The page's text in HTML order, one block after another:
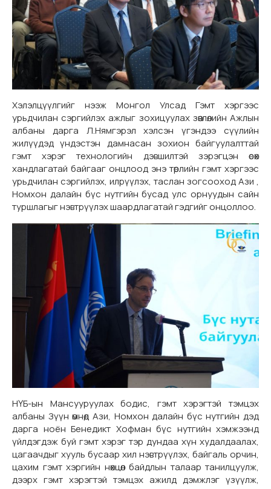
Хэлэлцүүлгийг нээж Монгол Улсад Гэмт хэргээс
урьдчилан сэргийлэх ажлыг зохицуулах зөвлөлийн Ажлын
албаны дарга Л.Нямгэрэл хэлсэн үгэндээ сүүлийн
жилүүдэд үндэстэн дамнасан зохион байгуулалттай
гэмт хэрэг технологийн дэвшилтэй зэрэгцэн өсөх
хандлагатай байгааг онцлоод энэ төрлийн гэмт хэргээс
урьдчилан сэргийлэх, илрүүлэх, таслан зогсооход Ази ,
Номхон далайн бүс нутгийн бусад улс орнуудын сайн
туршлагыг нэвтрүүлэх шаардлагатай гэдгийг онцоллоо.
НҮБ-ын Мансууруулах бодис, гэмт хэрэгтэй тэмцэх
албаны Зүүн өмнөд Ази, Номхон далайн бүс нутгийн дэд
дарга ноён Бенедикт Хофман бүс нутгийн хэмжээнд
үйлдэгдэж буй гэмт хэрэг тэр дундаа хүн худалдаалах,
цагаачдыг хууль бусаар хил нэвтрүүлэх, байгаль орчин,
цахим гэмт хэргийн нөхцөл байдлын талаар танилцуулж,
дээрх гэмт хэрэгтэй тэмцэх ажилд дэмжлэг үзүүлж,